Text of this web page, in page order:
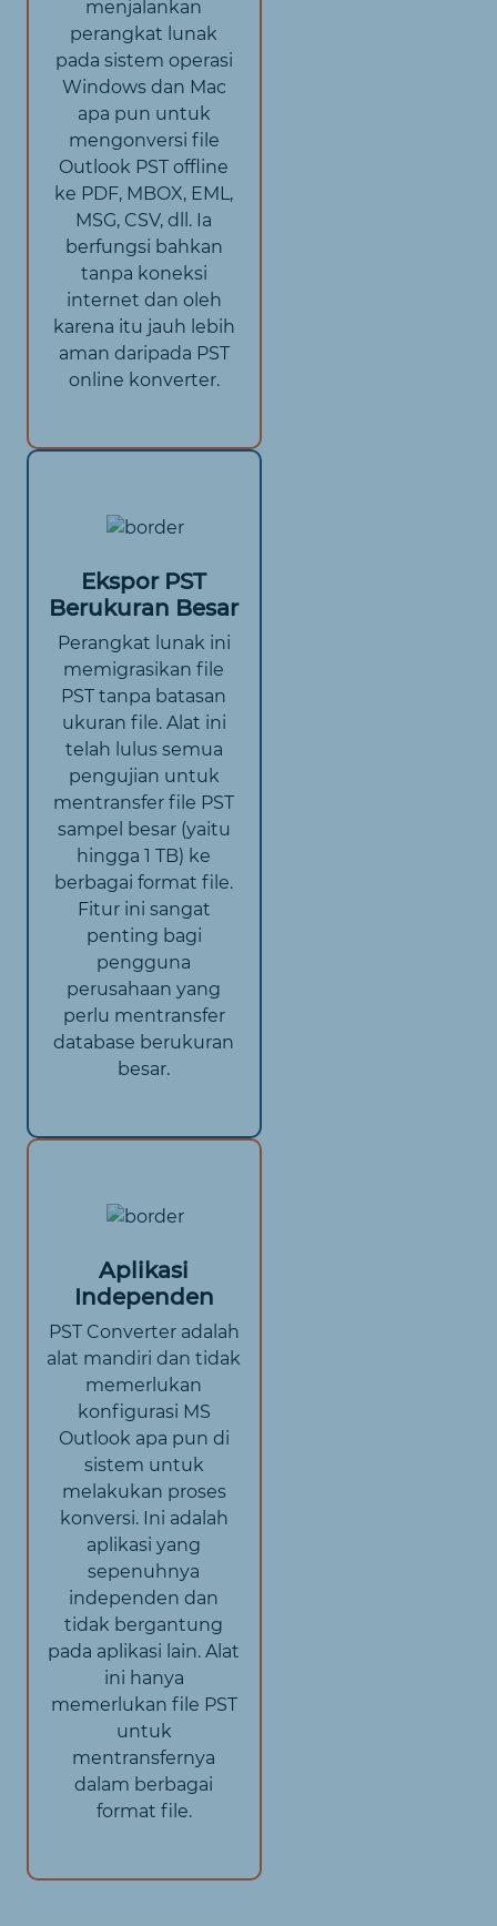
menjalankan
perangkat lunak
pada sistem operasi
Windows dan Mac
apa pun untuk
mengonversi file
Outlook PST offline
ke PDF, MBOX, EML,
MSG, CSV, dll. Ia
berfungsi bahkan
tanpa koneksi
internet dan oleh
karena itu jauh lebih
aman daripada PST
online konverter.
Ekspor PST
Berukuran Besar
Perangkat lunak ini
memigrasikan file
PST tanpa batasan
ukuran file. Alat ini
telah lulus semua
pengujian untuk
mentransfer file PST
sampel besar (yaitu
hingga 1 TB) ke
berbagai format file.
Fitur ini sangat
penting bagi
pengguna
perusahaan yang
perlu mentransfer
database berukuran
besar.
Aplikasi
Independen
PST Converter adalah
alat mandiri dan tidak
memerlukan
konfigurasi MS
Outlook apa pun di
sistem untuk
melakukan proses
konversi. Ini adalah
aplikasi yang
sepenuhnya
independen dan
tidak bergantung
pada aplikasi lain. Alat
ini hanya
memerlukan file PST
untuk
mentransfernya
dalam berbagai
format file.